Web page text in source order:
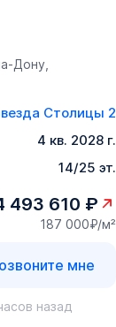
Дону,
Столицы 2
4 кв. 2028 г.
14/25 эт.
493 610 ₽
187 000₽/м²
мне
назад